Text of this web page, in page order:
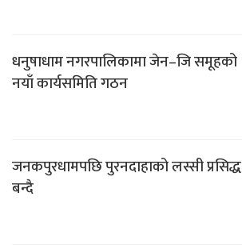
धनुषाधाम नगरपालिकामा जेन–जि समूहको
नयाँ कार्यसमिति गठन
जनकपुरधामपछि पुरनदाहाको लस्सी प्रसिद्ध
बन्दै